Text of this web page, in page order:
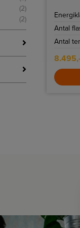
Antal
Antal
(2)
(2)